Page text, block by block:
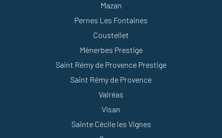
Mazan
Pernes Les Fontaines
Coustellet
Ménerbes Prestige
Saint Rémy de Provence Prestige
Saint Rémy de Provence
Valréas
Visan
Sainte Cécile les Vignes